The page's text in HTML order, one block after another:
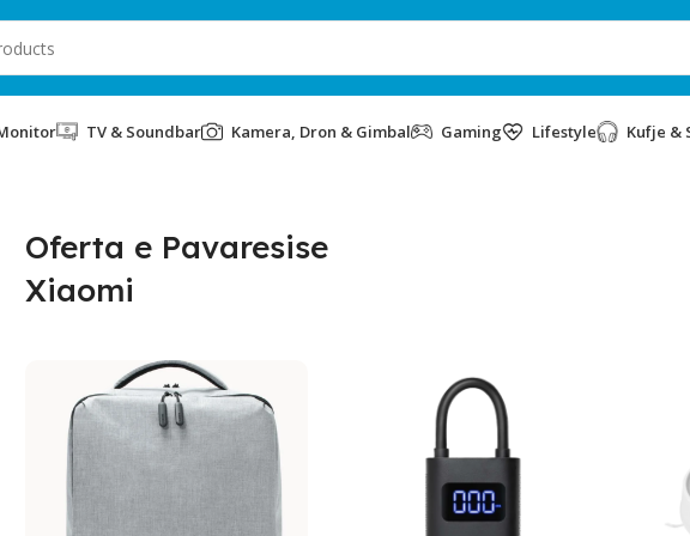
TV & Soundbar Kamera, Dron & Gimbal Gaming Lifestyle Kufje &
Oferta e Pavaresise
Xiaomi